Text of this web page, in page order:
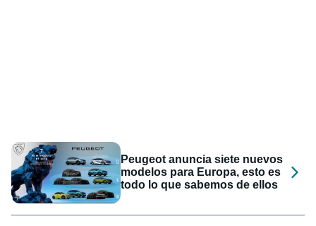
Peugeot anuncia siete nuevos
modelos para Europa, esto es
todo lo que sabemos de ellos